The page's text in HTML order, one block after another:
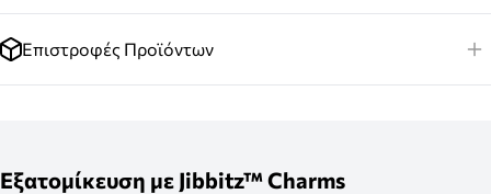
Επιστροφές Προϊόντων
Εξατομίκευση με Jibbitz™ Charms